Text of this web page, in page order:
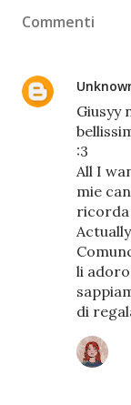
Commenti
Giusyy
:3
All I
mie
li
di